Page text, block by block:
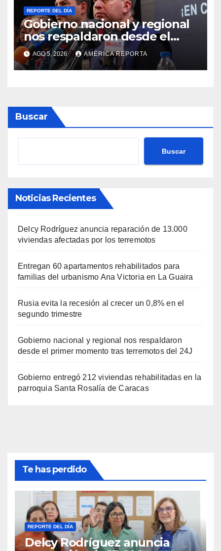
REPORTE DEL DÍA
Gobierno nacional y regional
nos respaldaron desde el
primer momento tras
terremotos del 24J
AGO 5, 2026 AMÉRICA REPORTA
Buscar
Buscar
Noticias Recientes
Delcy Rodríguez anuncia reparación de 13.000
viviendas afectadas por los terremotos
Entregan 60 apartamentos rehabilitados para
familias del urbanismo Ana Victoria en La Guaira
Rusia evita la recesión al crecer un 0,8% en el
segundo trimestre
Gobierno nacional y regional nos respaldaron
desde el primer momento tras terremotos del 24J
Gobierno entregó 212 viviendas rehabilitadas en la
parroquia Santa Rosalía de Caracas
Te has perdido
REPORTE DEL DÍA
Delcy Rodríguez anuncia